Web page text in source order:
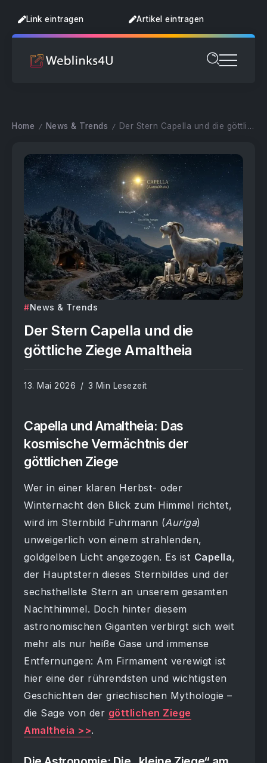
Link eintragen Artikel eintragen
Home / News & Trends / Der Stern Capella und die göttliche Ziege Amaltheia
News & Trends
Der Stern Capella und die
göttliche Ziege Amaltheia
13. Mai 2026 3 Min Lesezeit
Capella und Amaltheia: Das
kosmische Vermächtnis der
göttlichen Ziege
Wer in einer klaren Herbst- oder
Winternacht den Blick zum Himmel richtet,
wird im Sternbild Fuhrmann (Auriga)
unweigerlich von einem strahlenden,
goldgelben Licht angezogen. Es ist Capella,
der Hauptstern dieses Sternbildes und der
sechsthellste Stern an unserem gesamten
Nachthimmel. Doch hinter diesem
astronomischen Giganten verbirgt sich weit
mehr als nur heiße Gase und immense
Entfernungen: Am Firmament verewigt ist
hier eine der rührendsten und wichtigsten
Geschichten der griechischen Mythologie –
die Sage von der göttlichen Ziege
Amaltheia >>.